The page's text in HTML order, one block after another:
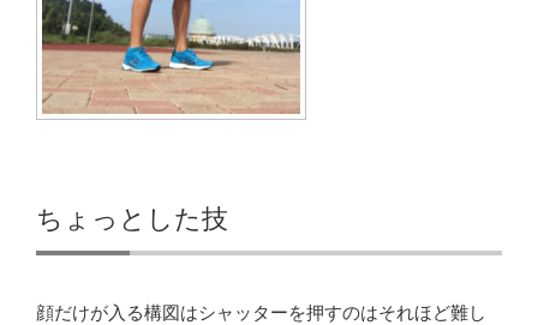
ちょっとした技
顔だけが入る構図はシャッターを押すのはそれほど難し